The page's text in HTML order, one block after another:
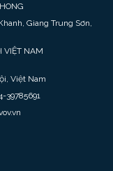
Giang Trung Sơn,
VIỆT NAM
Việt Nam
39785691